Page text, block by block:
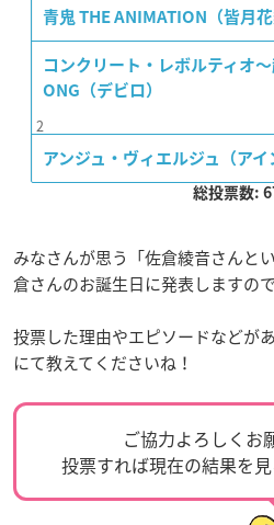
青鬼 THE ANIMATION（皆月花
コンクリート・レボルティオ
ONG（デビロ）
2
アンジュ・ヴィエルジュ（アイ
総投票数:
みなさんが思う「佐倉綾音さんと
倉さんのお誕生日に発表しますの
投票した理由やエピソードなどが
にて教えてくださいね！
ご協力よろしくお
投票すれば現在の結果を